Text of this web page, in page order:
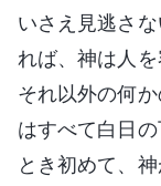
いさえ見逃さ
れば、神は人
それ以外の何
はすべて白日
とき初めて、